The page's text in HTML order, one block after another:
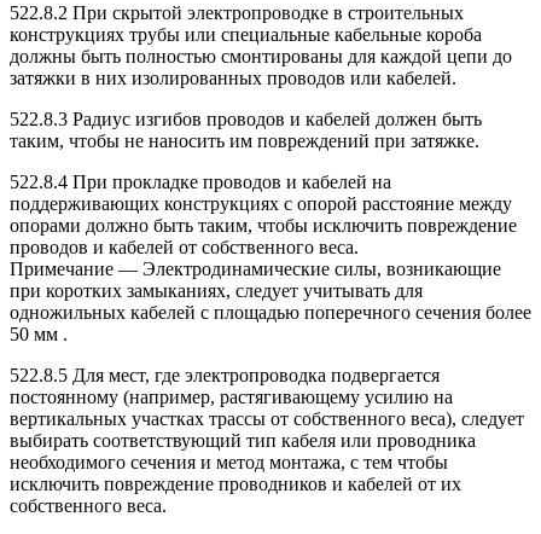
522.8.2 При скрытой электропроводке в строительных
конструкциях трубы или специальные кабельные короба
должны быть полностью смонтированы для каждой цепи до
затяжки в них изолированных проводов или кабелей.
522.8.3 Радиус изгибов проводов и кабелей должен быть
таким, чтобы не наносить им повреждений при затяжке.
522.8.4 При прокладке проводов и кабелей на
поддерживающих конструкциях с опорой расстояние между
опорами должно быть таким, чтобы исключить повреждение
проводов и кабелей от собственного веса.
Примечание — Электродинамические силы, возникающие
при коротких замыканиях, следует учитывать для
одножильных кабелей с площадью поперечного сечения более
50 мм .
522.8.5 Для мест, где электропроводка подвергается
постоянному (например, растягивающему усилию на
вертикальных участках трассы от собственного веса), следует
выбирать соответствующий тип кабеля или проводника
необходимого сечения и метод монтажа, с тем чтобы
исключить повреждение проводников и кабелей от их
собственного веса.